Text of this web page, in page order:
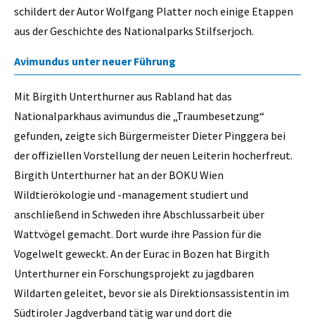
schildert der Autor Wolfgang Platter noch einige Etappen
aus der Geschichte des Nationalparks Stilfserjoch.
Avimundus unter neuer Führung
Mit Birgith Unterthurner aus Rabland hat das
Nationalparkhaus avimundus die „Traumbesetzung“
gefunden, zeigte sich Bürgermeister Dieter Pinggera bei
der offiziellen Vorstellung der neuen Leiterin hocherfreut.
Birgith Unterthurner hat an der BOKU Wien
Wildtierökologie und -management studiert und
anschließend in Schweden ihre Abschlussarbeit über
Wattvögel gemacht. Dort wurde ihre Passion für die
Vogelwelt geweckt. An der Eurac in Bozen hat Birgith
Unterthurner ein Forschungsprojekt zu jagdbaren
Wildarten geleitet, bevor sie als Direktionsassistentin im
Südtiroler Jagdverband tätig war und dort die